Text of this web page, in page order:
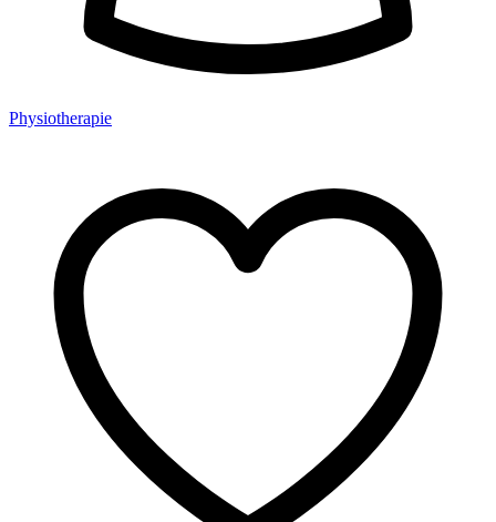
Physiotherapie